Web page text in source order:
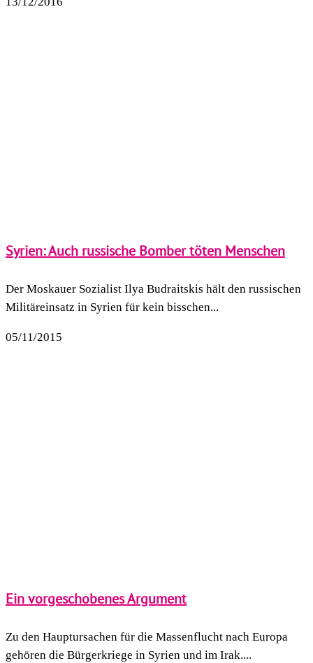
Syrien: Auch russische Bomber töten Menschen
Der Moskauer Sozialist Ilya Budraitskis hält den russischen
Militäreinsatz in Syrien für kein bisschen...
05/11/2015
Ein vorgeschobenes Argument
Zu den Hauptursachen für die Massenflucht nach Europa
gehören die Bürgerkriege in Syrien und im Irak....